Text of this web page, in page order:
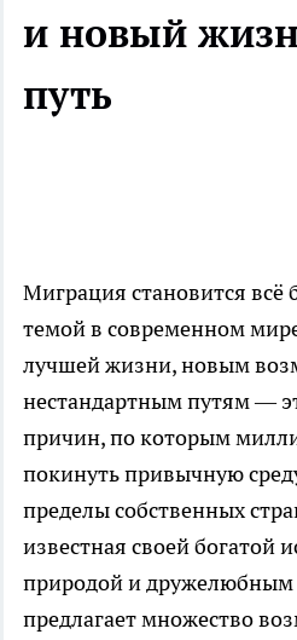
и новый
путь
Миграция становится всё
темой в современном
лучшей жизни, новым
нестандартным путям —
причин, по которым
покинуть привычную
пределы собственных
известная своей богатой
природой и дружелюбным
предлагает множество